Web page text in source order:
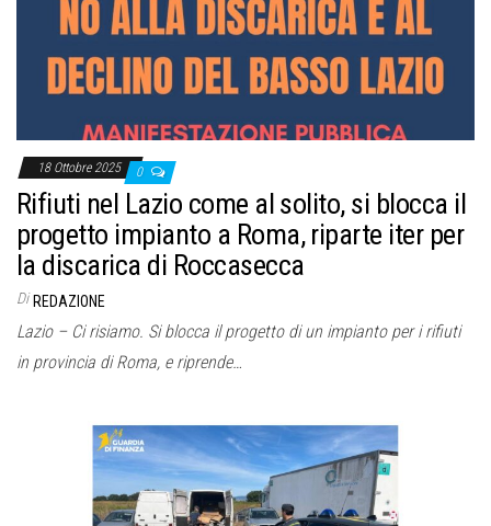
18 Ottobre 2025 0
Rifiuti nel Lazio come al solito, si blocca il
progetto impianto a Roma, riparte iter per
la discarica di Roccasecca
Di REDAZIONE
Lazio – Ci risiamo. Si blocca il progetto di un impianto per i rifiuti
in provincia di Roma, e riprende…